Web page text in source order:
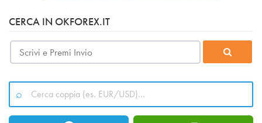
CERCA IN OKFOREX.IT